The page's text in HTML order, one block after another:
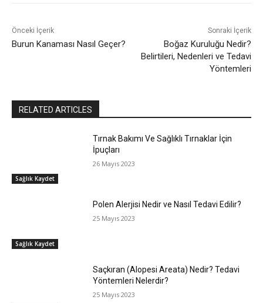
Önceki İçerik
Burun Kanaması Nasıl Geçer?
Sonraki İçerik
Boğaz Kuruluğu Nedir?
Belirtileri, Nedenleri ve Tedavi
Yöntemleri
RELATED ARTICLES
Sağlık Kaydet
Tırnak Bakımı Ve Sağlıklı Tırnaklar İçin
İpuçları
26 Mayıs 2023
Sağlık Kaydet
Polen Alerjisi Nedir ve Nasıl Tedavi Edilir?
25 Mayıs 2023
Saçkıran (Alopesi Areata) Nedir? Tedavi
Yöntemleri Nelerdir?
25 Mayıs 2023